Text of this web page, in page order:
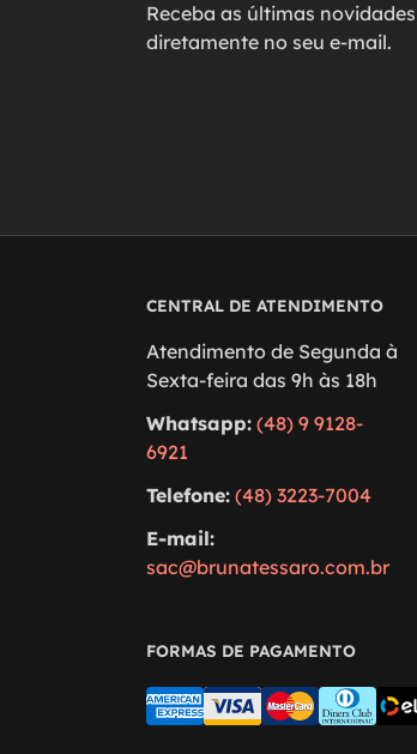
Receba as últimas
diretamente no seu e-mail.
CENTRAL DE ATENDIMENTO
Atendimento de Segunda à
Sexta-feira das 9h às 18h
Whatsapp: (48) 9 9128-
6921
Telefone: (48) 3223-7004
E-mail:
sac@brunatessaro.com.br
FORMAS DE PAGAMENTO